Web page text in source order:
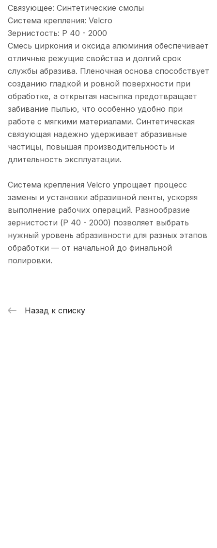
Связующее: Синтетические смолы
Система крепления: Velcro
Зернистость: P 40 - 2000
Смесь циркония и оксида алюминия обеспечивает
отличные режущие свойства и долгий срок
службы абразива. Пленочная основа способствует
созданию гладкой и ровной поверхности при
обработке, а открытая насыпка предотвращает
забивание пылью, что особенно удобно при
работе с мягкими материалами. Синтетическая
связующая надежно удерживает абразивные
частицы, повышая производительность и
длительность эксплуатации.
Система крепления Velcro упрощает процесс
замены и установки абразивной ленты, ускоряя
выполнение рабочих операций. Разнообразие
зернистости (P 40 - 2000) позволяет выбрать
нужный уровень абразивности для разных этапов
обработки — от начальной до финальной
полировки.
Назад к списку